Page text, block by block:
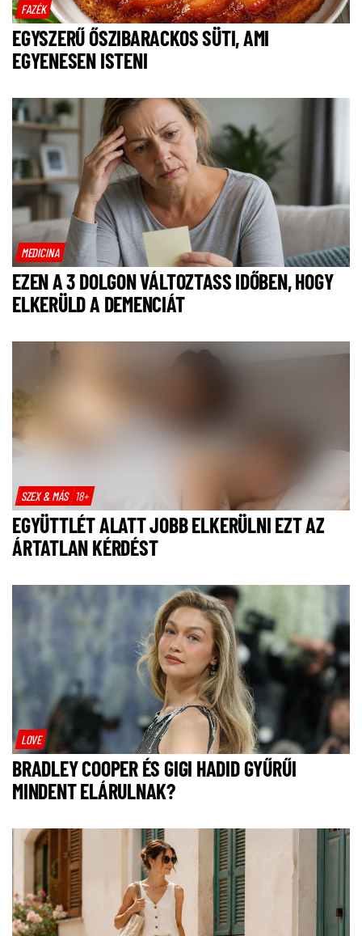
FAZÉK
EGYSZERŰ ŐSZIBARACKOS SÜTI, AMI
EGYENESEN ISTENI
MEDICINA
EZEN A 3 DOLGON VÁLTOZTASS IDŐBEN, HOGY
ELKERÜLD A DEMENCIÁT
SZEX & MÁS 18+
EGYÜTTLÉT ALATT JOBB ELKERÜLNI EZT AZ
ÁRTATLAN KÉRDÉST
LOVE
BRADLEY COOPER ÉS GIGI HADID GYŰRŰI
MINDENT ELÁRULNAK?